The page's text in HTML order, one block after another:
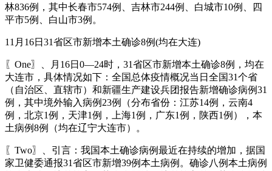
林836例，其中长春市574例、吉林市244例、白城市10例、四
平市5例、白山市3例。
11月16日31省区市新增本土确诊8例(均在大连)
〖One〗、月16日0—24时，31省区市新增本土确诊8例，均在
大连市，具体情况如下：全国总体疫情概况当日全国31个省
（自治区、直辖市）和新疆生产建设兵团报告新增确诊病例31
例，其中境外输入病例23例（分布省份：江苏14例，云南4
例，北京1例，天津1例，上海1例，广东1例，陕西1例），本
土病例8例（均在辽宁大连市）。
〖Two〗、引言：我国本土确诊病例最近在持续的增加，据国
家卫健委通报31省区市新增39例本土病例。确诊八例本土病例